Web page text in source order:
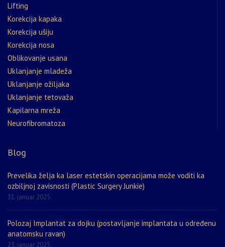
Lifting
Korekcija kapaka
Korekcija ušiju
Korekcija nosa
Oblikovanje usana
Uklanjanje mladeža
Uklanjanje ožiljaka
Uklanjanje tetovaža
Kapilarna mreža
Neurofibromatoza
Blog
Prevelika želja ka laser estetskin operacijama može voditi ka
ozbiljnoj zavisnosti (Plastic Surgery Junkie)
31. januar 2025.
Polozaj Implantat za dojku (postavljanje implantata u određenu
anatomsku ravan)
23. januar 2025.